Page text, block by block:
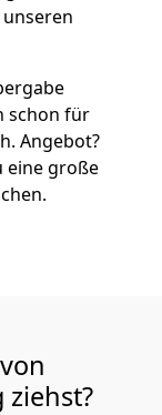
schon für
Angebot?
eine große
ziehst?